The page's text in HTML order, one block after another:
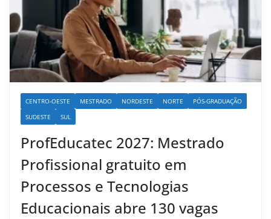
CENTRO-OESTE MESTRADO NORDESTE NORTE
PÓS-GRADUAÇÃO
SUDESTE
SUL
ProfEducatec 2027: Mestrado
Profissional gratuito em
Processos e Tecnologias
Educacionais abre 130 vagas